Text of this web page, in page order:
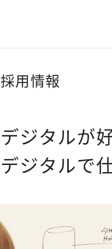
採用情報
デジタルが
デジタルで